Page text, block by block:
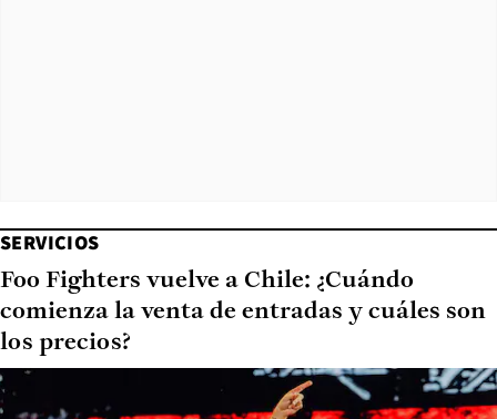
SERVICIOS
Foo Fighters vuelve a Chile: ¿Cuándo
comienza la venta de entradas y cuáles son
los precios?